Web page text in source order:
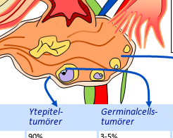
Ytepitel-
tumörer
Germinalcells-
tumörer